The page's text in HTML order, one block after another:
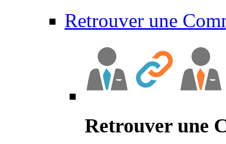
Retrouver une
Retrouver une